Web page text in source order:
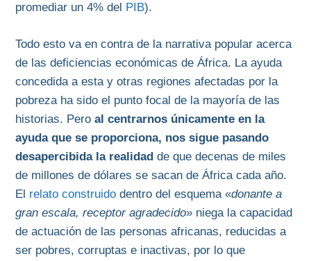
promediar un 4% del PIB).
Todo esto va en contra de la narrativa popular acerca
de las deficiencias económicas de África. La ayuda
concedida a esta y otras regiones afectadas por la
pobreza ha sido el punto focal de la mayoría de las
historias. Peroal centrarnos únicamente en la
ayuda que se proporciona, nos sigue pasando
desapercibida la realidad de que decenas de miles
de millones de dólares se sacan de África cada año.
El relato construido dentro del esquema «donante a
gran escala, receptor agradecido» niega la capacidad
de actuación de las personas africanas, reducidas a
ser pobres, corruptas e inactivas, por lo que